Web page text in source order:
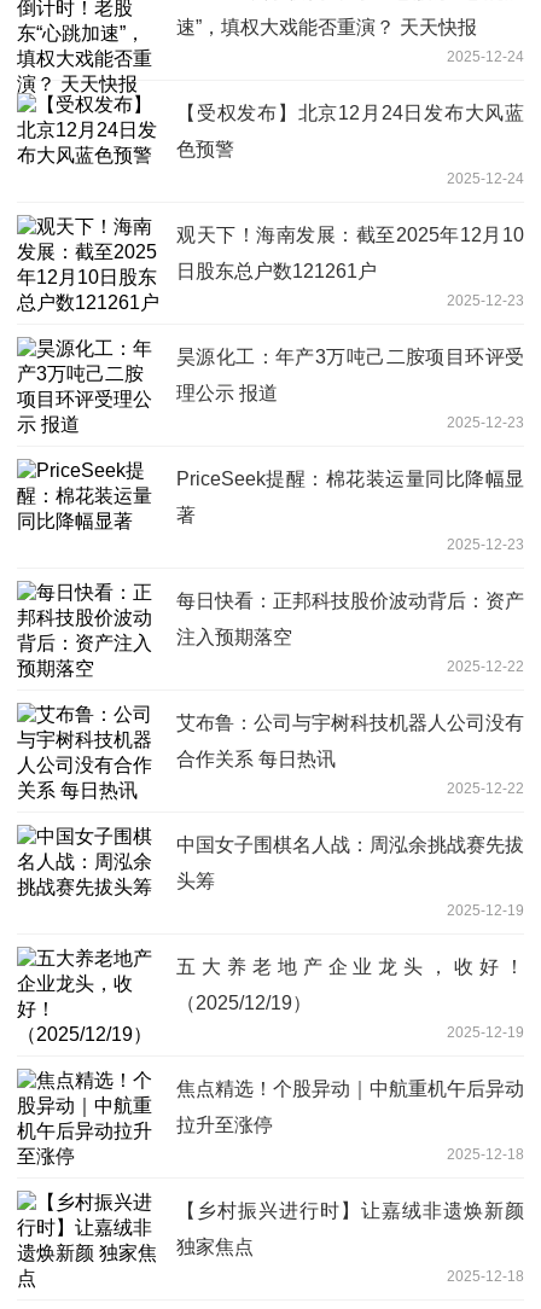
速”，填权大戏能否重演？ 天天快报
2025-12-24
【受权发布】北京12月24日发布大风蓝
色预警
2025-12-24
观天下！海南发展：截至2025年12月10
日股东总户数121261户
2025-12-23
昊源化工：年产3万吨己二胺项目环评受
理公示 报道
2025-12-23
PriceSeek提醒：棉花装运量同比降幅显
著
2025-12-23
每日快看：正邦科技股价波动背后：资产
注入预期落空
2025-12-22
艾布鲁：公司与宇树科技机器人公司没有
合作关系 每日热讯
2025-12-22
中国女子围棋名人战：周泓余挑战赛先拔
头筹
2025-12-19
五大养老地产企业龙头，收好！
（2025/12/19）
2025-12-19
焦点精选！个股异动｜中航重机午后异动
拉升至涨停
2025-12-18
【乡村振兴进行时】让嘉绒非遗焕新颜
独家焦点
2025-12-18